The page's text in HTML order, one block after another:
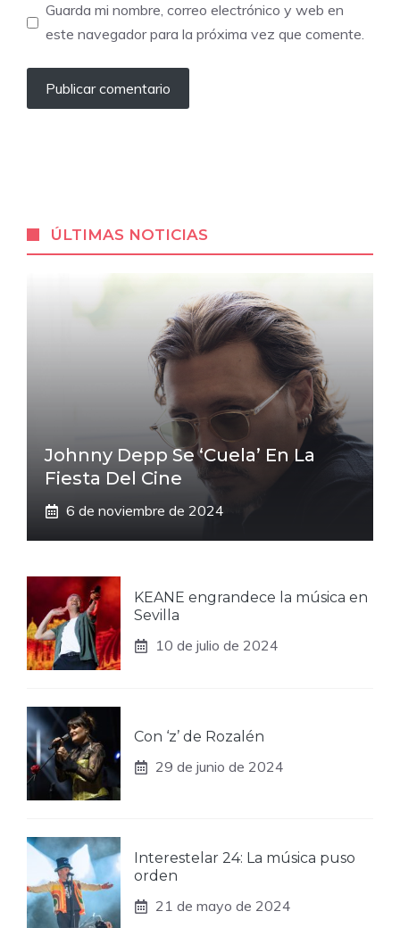
Guarda mi nombre, correo electrónico y web en
este navegador para la próxima vez que comente.
ÚLTIMAS NOTICIAS
Johnny Depp Se ‘cuela’ En La
Fiesta Del Cine
6 de noviembre de 2024
KEANE engrandece la música en
Sevilla
10 de julio de 2024
Con ‘z’ de Rozalén
29 de junio de 2024
Interestelar 24: La música puso
orden
21 de mayo de 2024